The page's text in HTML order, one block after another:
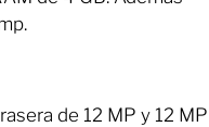
de 12 MP y 12 MP